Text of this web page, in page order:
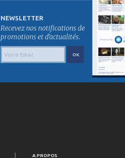
NEWSLETTER
Recevez nos notifications de
promotions et d'actualités.
A PROPOS